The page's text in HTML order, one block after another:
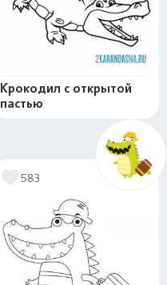
Крокодил с открытой
пастью
583